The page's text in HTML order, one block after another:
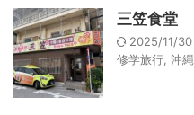
三笠食堂
2025/11/30
修学旅行 沖縄